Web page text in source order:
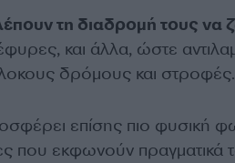
τη διαδρομή τους να
και άλλα, ώστε
δρόμους και στροφές.
επίσης πιο φυσική
που εκφωνούν πραγματικά